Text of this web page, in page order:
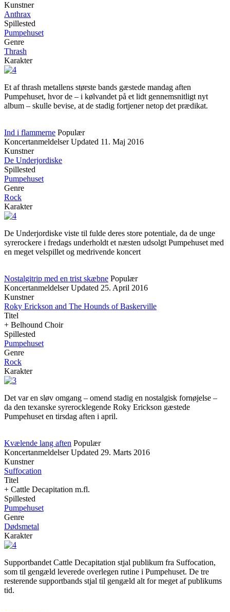
Kunstner
Anthrax
Spillested
Pumpehuset
Genre
Thrash
Karakter
Et af thrash metallens største bands gæstede mandag aften
Pumpehuset, hvor de – i kølvandet på et lidt gennemsnitligt nyt
album – skulle bevise, at de stadig fortjener netop det prædikat.
Ind i flammerne Populær
Koncertanmeldelser Updated 11. Maj 2016
Kunstner
De Underjordiske
Spillested
Pumpehuset
Genre
Rock
Karakter
De Underjordiske viste til fulde deres store potentiale, da de unge
syrerockere i fredags underholdt et næsten udsolgt Pumpehuset med
en meget velspillet og medrivende koncert
Nostalgitrip med en trist skæbne Populær
Koncertanmeldelser Updated 25. April 2016
Kunstner
Roky Erickson and The Hounds of Baskerville
Titel
+ Belhound Choir
Spillested
Pumpehuset
Genre
Rock
Karakter
Det var en sløv omgang – omend stadig en nostalgisk fornøjelse –
da den texanske syrerocklegende Roky Erickson gæstede
Pumpehuset en tirsdag aften i april.
Kvælende lang aften Populær
Koncertanmeldelser Updated 29. Marts 2016
Kunstner
Suffocation
Titel
+ Cattle Decapitation m.fl.
Spillested
Pumpehuset
Genre
Dødsmetal
Karakter
Supportbandet Cattle Decapitation stjal publikum fra Suffocation,
som til gengæld leverede overlegen rutine i Pumpehuset. De tre
resterende supportbands stjal til gengæld alt for meget af publikums
tid.